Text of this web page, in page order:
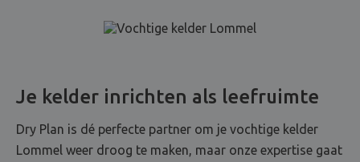
Je kelder inrichten als leefruimte
Dry Plan is dé perfecte partner om je vochtige kelder
Lommel weer droog te maken, maar onze expertise gaat